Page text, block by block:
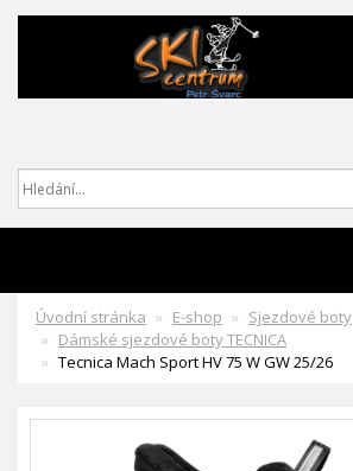
Úvodní stránka E-shop
Sjezdové boty
Dámské sjezdové boty TECNICA
Tecnica Mach Sport HV 75 W GW 25/26